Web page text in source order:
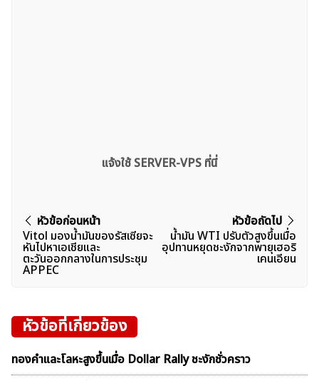
แจ้งใช้ SERVER-VPS ที่นี่
แนะแนว
เรื่อง
หัวข้อก่อนหน้า
Vitol มองน้ำมันของรัสเซียจะ
หันไปหาเอเชียและ
ตะวันออกกลางในการประชุม
APPEC
หัวข้อถัดไป
น้ำมัน WTI ปรับตัวสูงขึ้นเมื่อ
อุปทานหยุดชะงักจากพายุเฮอริ
เคนเอียน
หัวข้อที่เกี่ยวข้อง
ทองคำและโลหะสูงขึ้นเมื่อ Dollar Rally ชะงักชั่วคราว